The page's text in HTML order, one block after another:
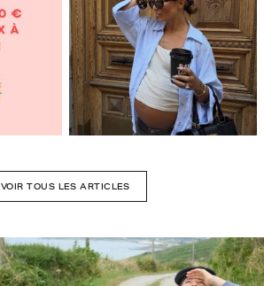
VOIR TOUS LES ARTICLES